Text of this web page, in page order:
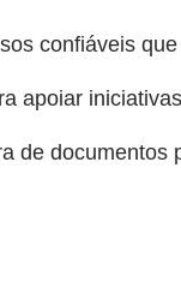
confiáveis
apoiar
de